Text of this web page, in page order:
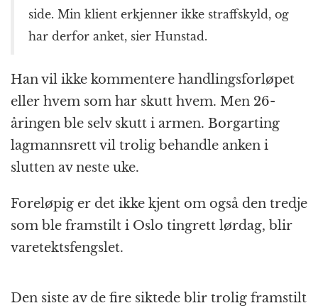
side. Min klient erkjenner ikke straffskyld, og
har derfor anket, sier Hunstad.
Han vil ikke kommentere handlingsforløpet
eller hvem som har skutt hvem. Men 26-
åringen ble selv skutt i armen. Borgarting
lagmannsrett vil trolig behandle anken i
slutten av neste uke.
Foreløpig er det ikke kjent om også den tredje
som ble framstilt i Oslo tingrett lørdag, blir
varetektsfengslet.
Den siste av de fire siktede blir trolig framstilt